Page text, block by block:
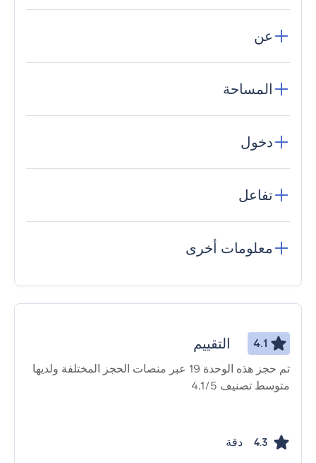
عن
المساحة
دخول
تفاعل
معلومات أخرى
4.1 التقييم
تم حجز هذه الوحدة 19 عبر منصات الحجز المختلفة ولديها
متوسط ​​تصنيف 4.1/5
4.3 دقة